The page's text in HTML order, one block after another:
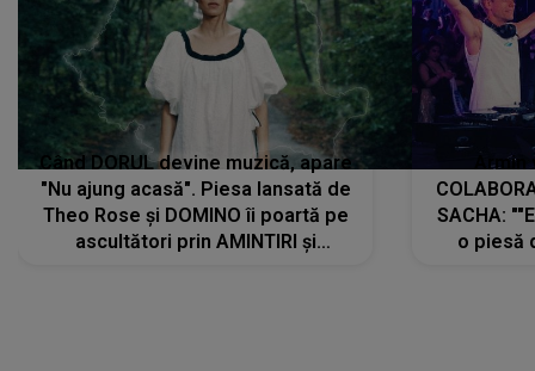
Când DORUL devine muzică, apare
"Nu ajung acasă". Piesa lansată de
Theo Rose și DOMINO îi poartă pe
ascultători prin AMINTIRI și
SACHA:
o piesă